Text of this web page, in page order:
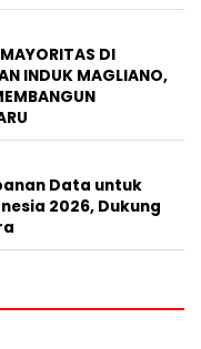
DI
INDUK MAGLIANO,
Data untuk
2026, Dukung